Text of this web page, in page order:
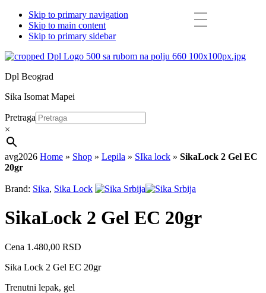
Skip to primary navigation
Skip to main content
Skip to primary sidebar
Dpl Beograd
Sika Isomat Mapei
Pretraga
×
avg2026 Home » Shop » Lepila » SIka lock » SikaLock 2 Gel EC
20gr
Brand: Sika, Sika Lock
SikaLock 2 Gel EC 20gr
Cena 1.480,00 RSD
Sika Lock 2 Gel EC 20gr
Trenutni lepak, gel